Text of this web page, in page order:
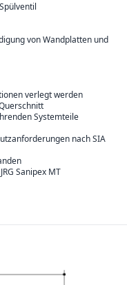
von Wandplatten und
verlegt werden
Systemteile
nach SIA
Sanipex MT